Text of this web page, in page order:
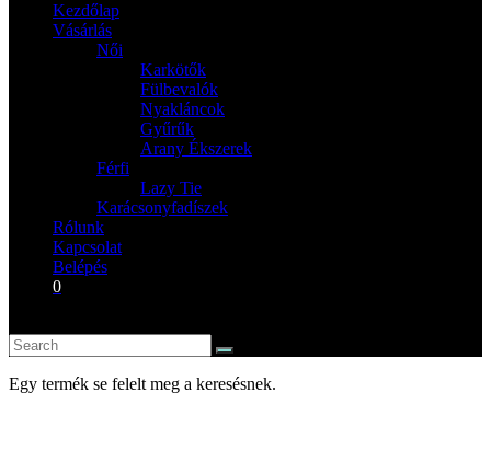
Kezdőlap
Vásárlás
Női
Karkötők
Fülbevalók
Nyakláncok
Gyűrűk
Arany Ékszerek
Férfi
Lazy Tie
Karácsonyfadíszek
Rólunk
Kapcsolat
Belépés
0
Egy termék se felelt meg a keresésnek.